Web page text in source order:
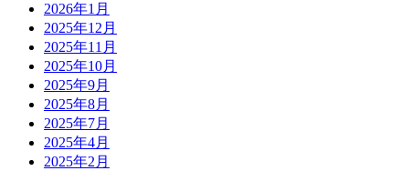
2026年1月
2025年12月
2025年11月
2025年10月
2025年9月
2025年8月
2025年7月
2025年4月
2025年2月